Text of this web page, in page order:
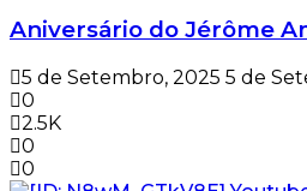
Aniversário do Jérôme
5 de Setembro, 2025 5 de
0
2.5K
0
0